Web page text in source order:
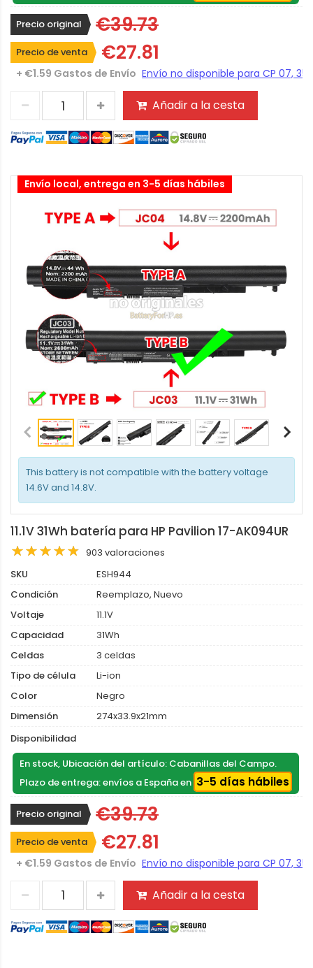
Precio original €39.73
Precio de venta €27.81
+ €1.59 Gastos de Envío
Añadir a la cesta
This battery is not compatible with the battery voltage
14.6V and 14.8V.
Envío local, entrega en 3-5 días hábiles
11.1V 31Wh batería para HP Pavilion 17-AK094UR
903 valoraciones
SKU
ESH944
Condición
Reemplazo, Nuevo
Voltaje
11.1V
Capacidad
31Wh
Celdas
3 celdas
Tipo de célula
Li-ion
Color
Negro
Dimensión
274x33.9x21mm
Disponibilidad
En stock, Ubicación del artículo: Cabanillas del Campo.
Plazo de entrega: envíos a España en 3-5 días hábiles
Precio original €39.73
Precio de venta €27.81
+ €1.59 Gastos de Envío
Añadir a la cesta